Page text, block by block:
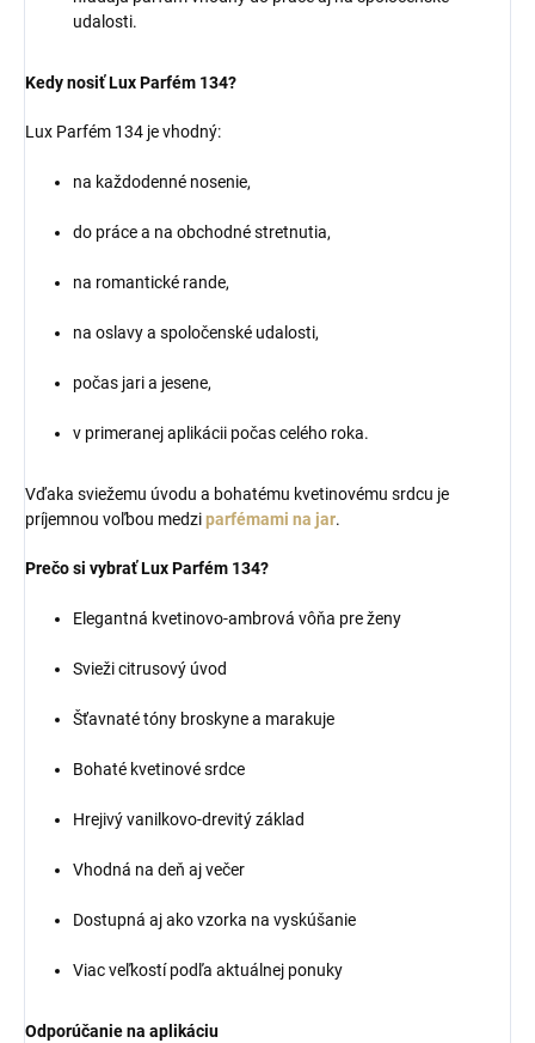
udalosti.
Kedy nosiť Lux Parfém 134?
Lux Parfém 134 je vhodný:
na každodenné nosenie,
do práce a na obchodné stretnutia,
na romantické rande,
na oslavy a spoločenské udalosti,
počas jari a jesene,
v primeranej aplikácii počas celého roka.
Vďaka sviežemu úvodu a bohatému kvetinovému srdcu je
príjemnou voľbou medziparfémami na jar.
Prečo si vybrať Lux Parfém 134?
Elegantná kvetinovo-ambrová vôňa pre ženy
Svieži citrusový úvod
Šťavnaté tóny broskyne a marakuje
Bohaté kvetinové srdce
Hrejivý vanilkovo-drevitý základ
Vhodná na deň aj večer
Dostupná aj ako vzorka na vyskúšanie
Viac veľkostí podľa aktuálnej ponuky
Odporúčanie na aplikáciu